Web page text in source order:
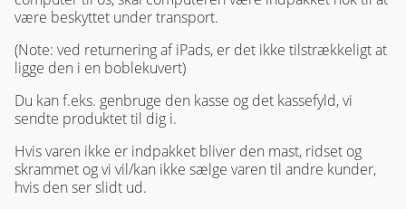
være beskyttet under transport.
(Note: ved returnering af iPads, er det ikke tilstrækkeligt at
ligge den i en boblekuvert)
Du kan f.eks. genbruge den kasse og det kassefyld, vi
sendte produktet til dig i.
Hvis varen ikke er indpakket bliver den mast, ridset og
skrammet og vi vil/kan ikke sælge varen til andre kunder,
hvis den ser slidt ud.